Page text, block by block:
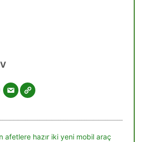
afetlere hazır iki yeni mobil araç